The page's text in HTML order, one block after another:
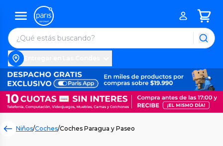
Niños/Coches/Coches Paragua y Paseo